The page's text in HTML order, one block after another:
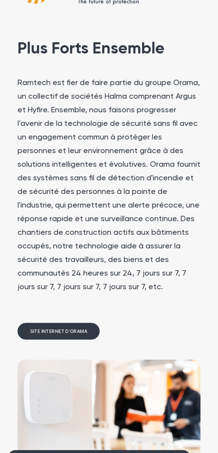
Plus Forts Ensemble
Ramtech est fier de faire partie du groupe Orama,
un collectif de sociétés Halma comprenant Argus
et Hyfire. Ensemble, nous faisons progresser
l'avenir de la technologie de sécurité sans fil avec
un engagement commun à protéger les
personnes et leur environnement grâce à des
solutions intelligentes et évolutives. Orama fournit
des systèmes sans fil de détection d'incendie et
de sécurité des personnes à la pointe de
l'industrie, qui permettent une alerte précoce, une
réponse rapide et une surveillance continue. Des
chantiers de construction actifs aux bâtiments
occupés, notre technologie aide à assurer la
sécurité des travailleurs, des biens et des
communautés 24 heures sur 24, 7 jours sur 7, 7
jours sur 7, 7 jours sur 7, 7 jours sur 7, etc.
SITE INTERNET D'ORAMA